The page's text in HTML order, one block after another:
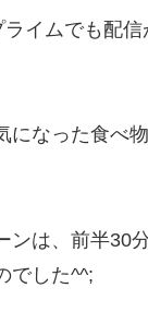
イムでも配
になった食べ
ンは、前半30
でした^^;